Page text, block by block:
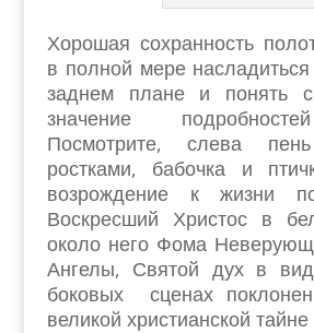
Хорошая сохранность
в полной мере
заднем плане и понять
значение
Посмотрите, слева
ростками, бабочка и
возрождение к жизни
Воскресший Христос в
около него Фома
Ангелы, Святой дух в
боковых сценах
великой христианской